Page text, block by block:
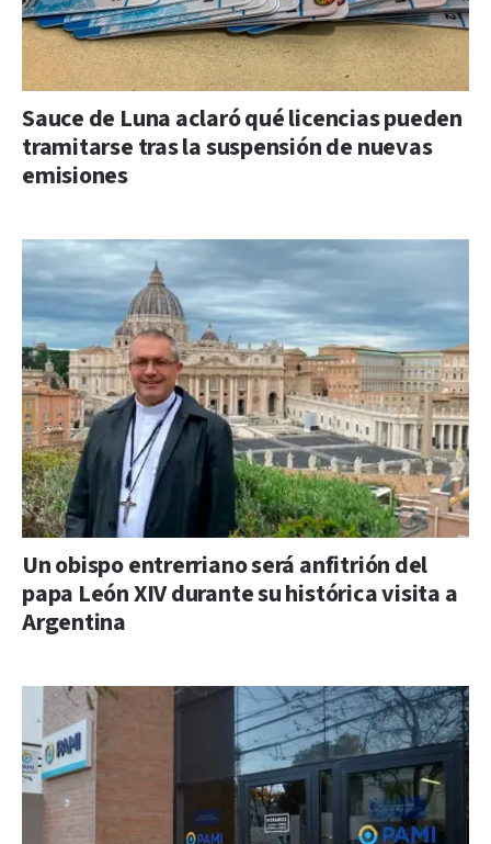
Sauce de Luna aclaró qué licencias pueden
tramitarse tras la suspensión de nuevas
emisiones
Un obispo entrerriano será anfitrión del
papa León XIV durante su histórica visita a
Argentina